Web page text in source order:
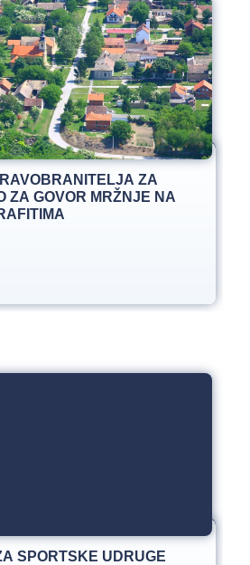
ZA
ZA GOVOR MRŽNJE NA
SPORTSKE UDRUGE